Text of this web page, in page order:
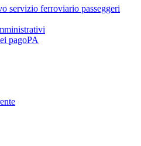
servizio ferroviario passeggeri
pagoPA